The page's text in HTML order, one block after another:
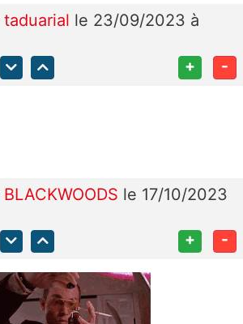
taduarial le 23/09/2023 à
+ -
BLACKWOODS le 17/10/2023
+ -